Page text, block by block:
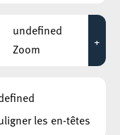
undefined
Zoom
+
les en-têtes